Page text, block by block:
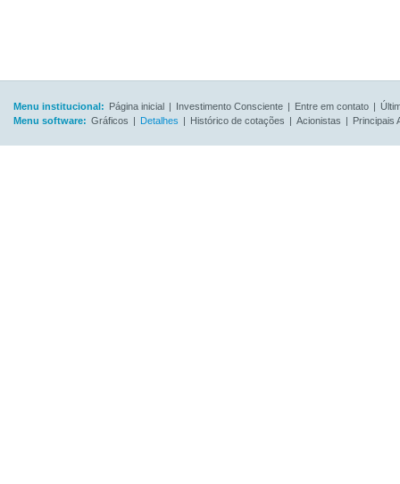
Menu institucional: Página inicial | Investimento Consciente | Entre em contato |
Menu software: Gráficos | Detalhes | Histórico de cotações | Acionistas | Principais